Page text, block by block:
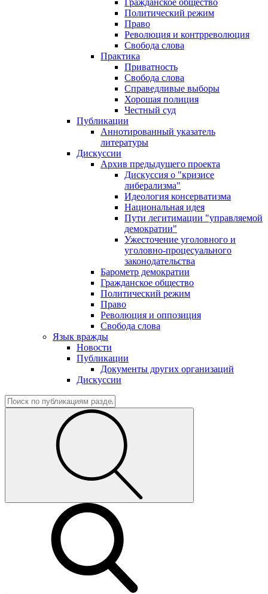
Гражданское общество
Политический режим
Право
Революция и контрреволюция
Свобода слова
Практика
Приватность
Свобода слова
Справедливые выборы
Хорошая полиция
Честный суд
Публикации
Аннотированный указатель
литературы
Дискуссии
Архив предыдущего проекта
Дискуссия о "кризисе
либерализма"
Идеология консерватизма
Национальная идея
Пути легитимации "управляемой
демократии"
Ужесточение уголовного и
уголовно-процесуального
законодательства
Барометр демократии
Гражданское общество
Политический режим
Право
Революция и оппозиция
Свобода слова
Язык вражды
Новости
Публикации
Документы других организаций
Дискуссии